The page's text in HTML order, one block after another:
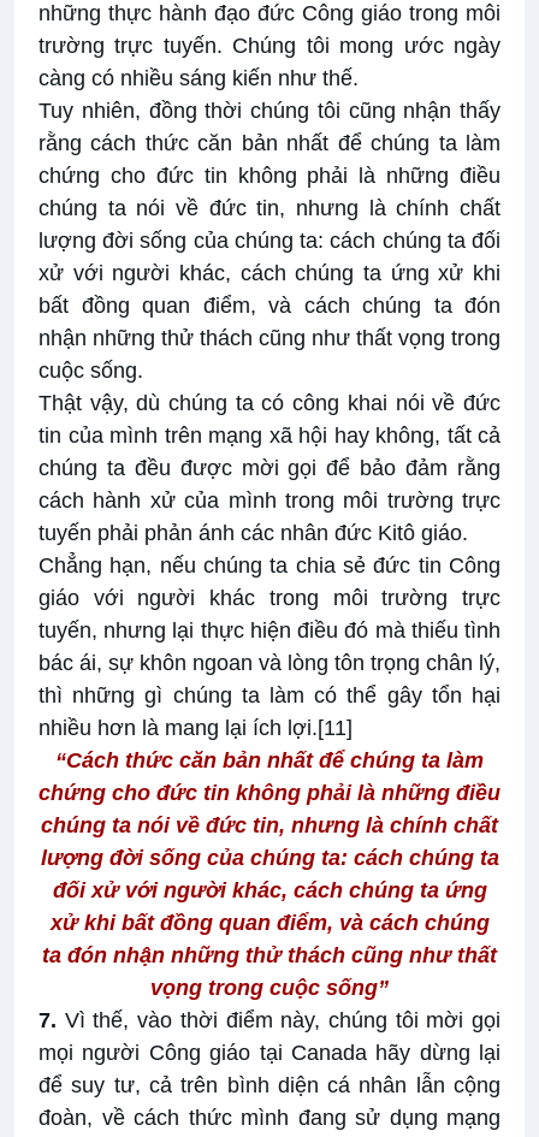
những thực hành đạo đức Công giáo trong môi
trường trực tuyến. Chúng tôi mong ước ngày
càng có nhiều sáng kiến như thế.
Tuy nhiên, đồng thời chúng tôi cũng nhận thấy
rằng cách thức căn bản nhất để chúng ta làm
chứng cho đức tin không phải là những điều
chúng ta nói về đức tin, nhưng là chính chất
lượng đời sống của chúng ta: cách chúng ta đối
xử với người khác, cách chúng ta ứng xử khi
bất đồng quan điểm, và cách chúng ta đón
nhận những thử thách cũng như thất vọng trong
cuộc sống.
Thật vậy, dù chúng ta có công khai nói về đức
tin của mình trên mạng xã hội hay không, tất cả
chúng ta đều được mời gọi để bảo đảm rằng
cách hành xử của mình trong môi trường trực
tuyến phải phản ánh các nhân đức Kitô giáo.
Chẳng hạn, nếu chúng ta chia sẻ đức tin Công
giáo với người khác trong môi trường trực
tuyến, nhưng lại thực hiện điều đó mà thiếu tình
bác ái, sự khôn ngoan và lòng tôn trọng chân lý,
thì những gì chúng ta làm có thể gây tổn hại
nhiều hơn là mang lại ích lợi.[11]
“Cách thức căn bản nhất để chúng ta làm
chứng cho đức tin không phải là những điều
chúng ta nói về đức tin, nhưng là chính chất
lượng đời sống của chúng ta: cách chúng ta
đối xử với người khác, cách chúng ta ứng
xử khi bất đồng quan điểm, và cách chúng
ta đón nhận những thử thách cũng như thất
vọng trong cuộc sống”
7. Vì thế, vào thời điểm này, chúng tôi mời gọi
mọi người Công giáo tại Canada hãy dừng lại
để suy tư, cả trên bình diện cá nhân lẫn cộng
đoàn, về cách thức mình đang sử dụng mạng